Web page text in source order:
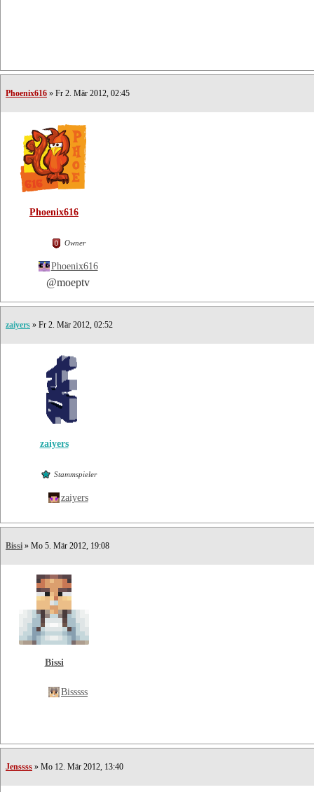
Phoenix616 » Fr 2. Mär 2012, 02:45
Phoenix616
Owner
Phoenix616
@moeptv
zaiyers » Fr 2. Mär 2012, 02:52
zaiyers
Stammspieler
zaiyers
Bissi » Mo 5. Mär 2012, 19:08
Bissi
Bisssss
Jenssss » Mo 12. Mär 2012, 13:40